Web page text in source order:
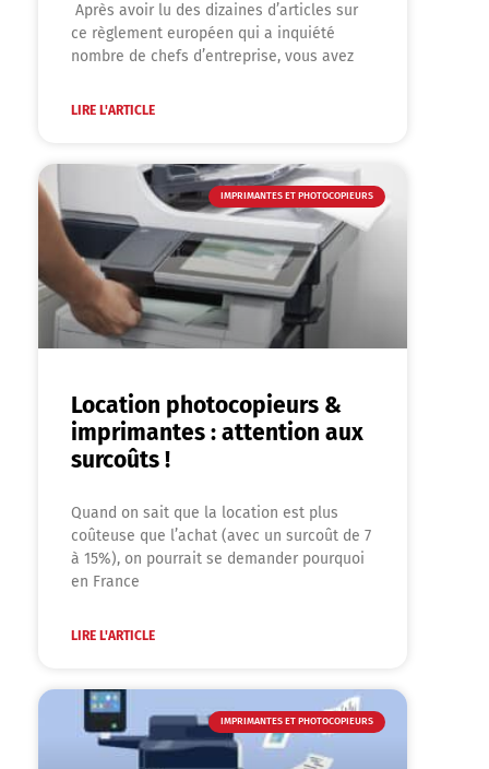
Après avoir lu des dizaines d’articles sur
ce règlement européen qui a inquiété
nombre de chefs d’entreprise, vous avez
LIRE L'ARTICLE
IMPRIMANTES ET PHOTOCOPIEURS
Location photocopieurs &
imprimantes : attention aux
surcoûts !
Quand on sait que la location est plus
coûteuse que l’achat (avec un surcoût de 7
à 15%), on pourrait se demander pourquoi
en France
LIRE L'ARTICLE
IMPRIMANTES ET PHOTOCOPIEURS